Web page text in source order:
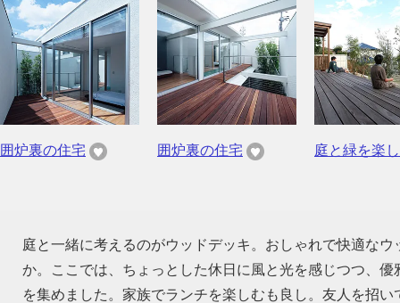
囲炉裏の住宅 囲炉裏の住宅 庭と緑を楽
庭と一緒に考えるのがウッドデッキ。おしゃれで快適な
か。ここでは、ちょっとした休日に風と光を感じつつ、
を集めました。家族でランチを楽しむも良し。友人を招